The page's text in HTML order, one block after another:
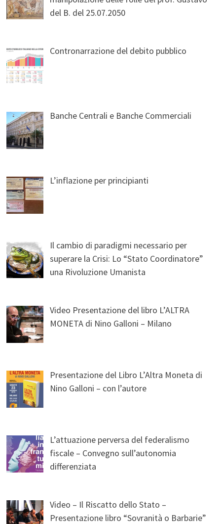
del B. del 25.07.2050
Contronarrazione del debito pubblico
Banche Centrali e Banche Commerciali
L’inflazione per principianti
Il cambio di paradigmi necessario per
superare la Crisi: Lo “Stato Coordinatore”
una Rivoluzione Umanista
Video Presentazione del libro L’ALTRA
MONETA di Nino Galloni – Milano
Presentazione del Libro L’Altra Moneta di
Nino Galloni – con l’autore
L’attuazione perversa del federalismo
fiscale – Convegno sull’autonomia
differenziata
Video – Il Riscatto dello Stato –
Presentazione libro “Sovranità o Barbarie”